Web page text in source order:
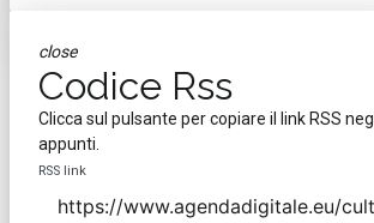
close
Codice Rss
Clicca sul pulsante per copiare il link RSS
appunti.
RSS link